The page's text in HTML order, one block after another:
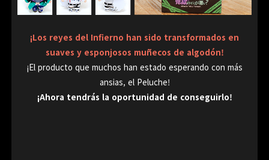
¡Los reyes del Infierno han sido transformados en
suaves y esponjosos muñecos de algodón!
¡El producto que muchos han estado esperando con más
ansias, el Peluche!
¡Ahora tendrás la oportunidad de conseguirlo!